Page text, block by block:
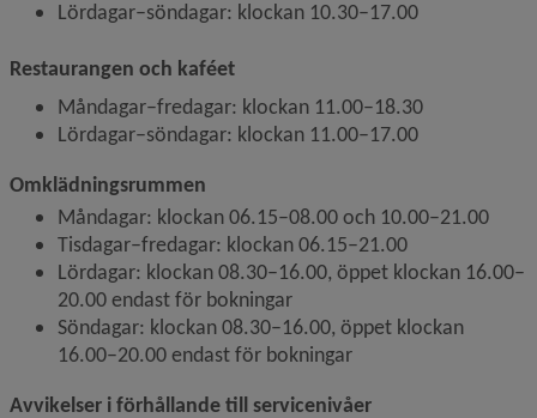
Lördagar–söndagar: klockan 10.30–17.00
Restaurangen och kaféet
Måndagar–fredagar: klockan 11.00–18.30
Lördagar–söndagar: klockan 11.00–17.00
Omklädningsrummen
Måndagar: klockan 06.15–08.00 och 10.00–21.00
Tisdagar–fredagar: klockan 06.15–21.00
Lördagar: klockan 08.30–16.00, öppet klockan 16.00–
20.00 endast för bokningar
Söndagar: klockan 08.30–16.00, öppet klockan
16.00–20.00 endast för bokningar
Avvikelser i förhållande till servicenivåer